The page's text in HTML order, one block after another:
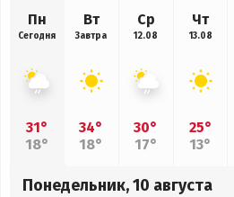
Пн
Сегодня
31°
18°
Вт
Завтра
34°
18°
Ср
12.08
30°
17°
Чт
13.08
25°
13°
Понедельник, 10 августа